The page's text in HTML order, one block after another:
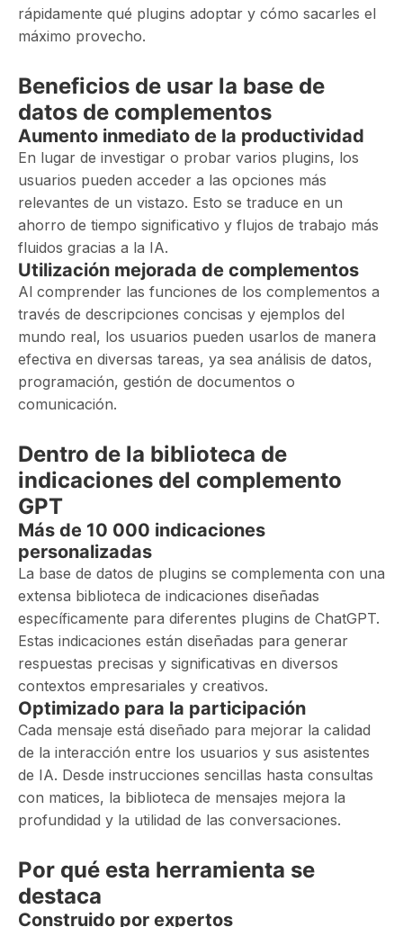
rápidamente qué plugins adoptar y cómo sacarles el
máximo provecho.
Beneficios de usar la base de
datos de complementos
Aumento inmediato de la productividad
En lugar de investigar o probar varios plugins, los
usuarios pueden acceder a las opciones más
relevantes de un vistazo. Esto se traduce en un
ahorro de tiempo significativo y flujos de trabajo más
fluidos gracias a la IA.
Utilización mejorada de complementos
Al comprender las funciones de los complementos a
través de descripciones concisas y ejemplos del
mundo real, los usuarios pueden usarlos de manera
efectiva en diversas tareas, ya sea análisis de datos,
programación, gestión de documentos o
comunicación.
Dentro de la biblioteca de
indicaciones del complemento
GPT
Más de 10 000 indicaciones
personalizadas
La base de datos de plugins se complementa con una
extensa biblioteca de indicaciones diseñadas
específicamente para diferentes plugins de ChatGPT.
Estas indicaciones están diseñadas para generar
respuestas precisas y significativas en diversos
contextos empresariales y creativos.
Optimizado para la participación
Cada mensaje está diseñado para mejorar la calidad
de la interacción entre los usuarios y sus asistentes
de IA. Desde instrucciones sencillas hasta consultas
con matices, la biblioteca de mensajes mejora la
profundidad y la utilidad de las conversaciones.
Por qué esta herramienta se
destaca
Construido por expertos